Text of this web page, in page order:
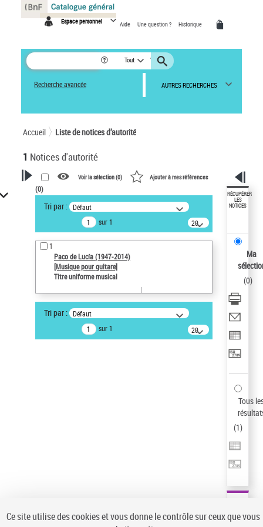
Espace personnel Aide Une question ? Historique
Tout
Recherche avancée AUTRES RECHERCHES
Accueil Liste de notices d’autorité
1 Notices d'autorité
VOTRE RECHERCHE
Recherche avancée dans les
notices d’autorité
Œuvres liées à l'auteur :
Paco de Lucía (1947-2014)
Type de notice d'autorité
Statut de la notice d’autorité
Notice élémentaire
Sauvegarder votre recherche
Voir la sélection (0) Ajouter à mes références
(0)
Tri par : Défaut
sur 1
20
résultats/page
1
Paco de Lucía (1947-2014)
[Musique pour guitare]
Titre uniforme musical
Tri par : Défaut
sur 1
20
résultats/page
RÉCUPÉRER
LES
NOTICES
Ma
(0)
Tous
(1)
Panneau de gestion des cookies
Ce site utilise des cookies et vous donne le contrôle sur ceux que vous